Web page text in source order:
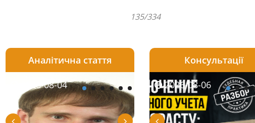
135/334
2026-08-06 2026-08-06
Аналітична стаття
2026-08-04 2026-08-04
Консультації
2026-08-05 2026-08-06
2026-07-30